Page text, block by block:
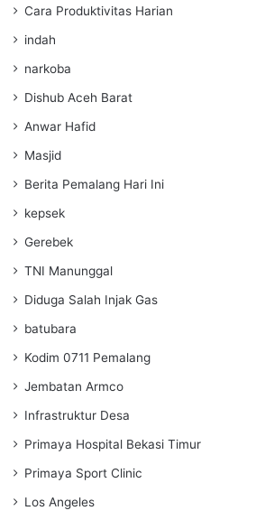
Cara Produktivitas Harian
indah
narkoba
Dishub Aceh Barat
Anwar Hafid
Masjid
Berita Pemalang Hari Ini
kepsek
Gerebek
TNI Manunggal
Diduga Salah Injak Gas
batubara
Kodim 0711 Pemalang
Jembatan Armco
Infrastruktur Desa
Primaya Hospital Bekasi Timur
Primaya Sport Clinic
Los Angeles